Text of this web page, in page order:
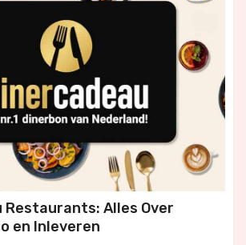
Restaurants: Alles Over
en Inleveren